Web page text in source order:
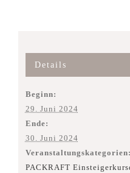
Details
Beginn:
29. Juni 2024
Ende:
30. Juni 2024
Veranstaltungskategorien:
PACKRAFT